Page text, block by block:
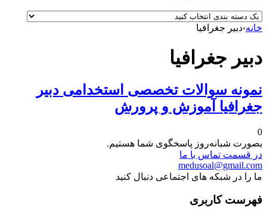
خانه›دبیر جغرافیا
دبیر جغرافیا
نمونه سوالات تخصصی استخدامی دبیر
جغرافیا آموزش و پرورش
0
بصورت شبانه‌روز پاسخگوی شما هستیم.
در قسمت تماس با ما
medusoal@gmail.com
ما را در شبکه های اجتماعی دنبال کنید
فهرست کاربری